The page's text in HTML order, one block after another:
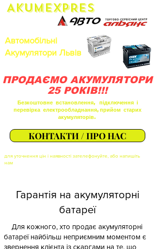
Безкоштовне встановлення, підключення і
перевірка електрообладнання,прийом старих
акумуляторів.
AkumEXPRES
Автомобільні
Акумулятори Львів
ПРОДАЄМО АКУМУЛЯТОРИ
25 РОКІВ!!!
КОНТАКТИ / ПРО НАС
для уточнення цін і наявності зателефонуйте, або напишіть
нам
Гарантія на акумуляторні
батареї
Для кожного, хто продає акумуляторні
батареї найбільш неприємним моментом є
звернення клієнта із скаргами на те, що